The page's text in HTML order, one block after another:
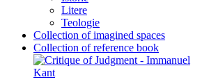
Litere
Teologie
Collection of imagined spaces
Collection of reference book